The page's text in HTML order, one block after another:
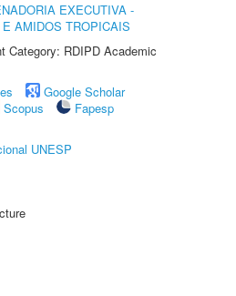
EXECUTIVA -
AMIDOS TROPICAIS
Category: RDIPD Academic
Google Scholar
Scopus
Fapesp
UNESP